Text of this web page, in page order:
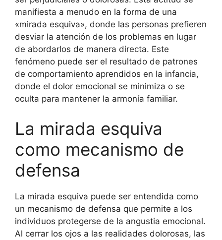
manifiesta a menudo en la forma de una
«mirada esquiva», donde las personas prefieren
desviar la atención de los problemas en lugar
de abordarlos de manera directa. Este
fenómeno puede ser el resultado de patrones
de comportamiento aprendidos en la infancia,
donde el dolor emocional se minimiza o se
oculta para mantener la armonía familiar.
La mirada esquiva
como mecanismo de
defensa
La mirada esquiva puede ser entendida como
un mecanismo de defensa que permite a los
individuos protegerse de la angustia emocional.
Al cerrar los ojos a las realidades dolorosas, las